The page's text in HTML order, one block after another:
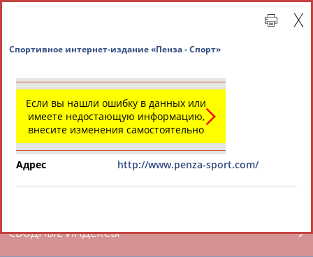
СВОДНЫЕ ИНДЕКСЫ
Если вы нашли ошибку в данных или
имеете недостающую информацию,
внесите изменения самостоятельно
Адрес http://www.penza-sport.com/